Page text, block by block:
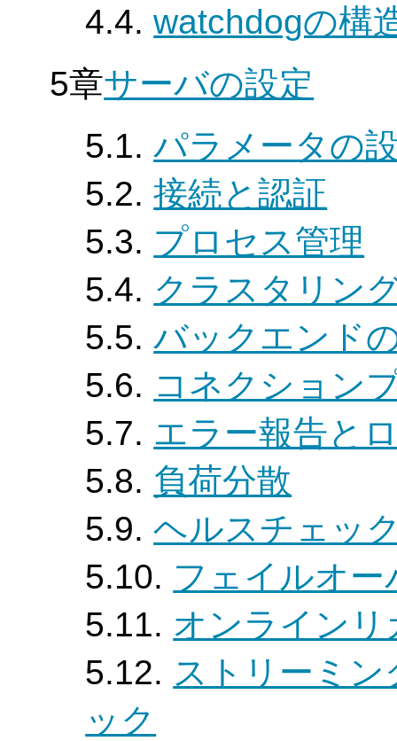
4.4.watchdogの構
5章サーバの設定
5.1.パラメータの
5.2.接続と認証
5.3. プロセス管理
5.4. クラスタリン
5.5.バックエンド
5.6. コネクション
5.7. エラー報告と
5.8. 負荷分散
5.9.ヘルスチェッ
5.10. フェイルオ
5.11. オンラインリ
5.12. ストリーミ
ック